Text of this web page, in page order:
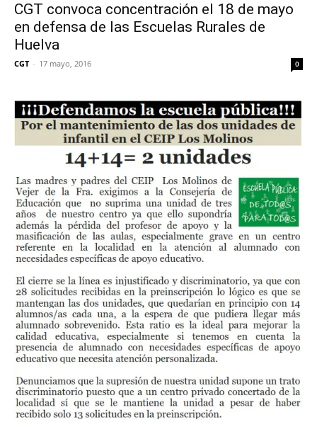
CGT convoca concentración el 18 de mayo
en defensa de las Escuelas Rurales de
Huelva
CGT - 17 mayo, 2016 0